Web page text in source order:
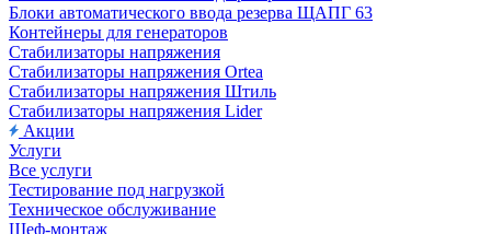
Блоки автоматического ввода резерва ЩАПГ 63
Контейнеры для генераторов
Стабилизаторы напряжения
Стабилизаторы напряжения Ortea
Стабилизаторы напряжения Штиль
Стабилизаторы напряжения Lider
Акции
Услуги
Все услуги
Тестирование под нагрузкой
Техническое обслуживание
Шеф-монтаж